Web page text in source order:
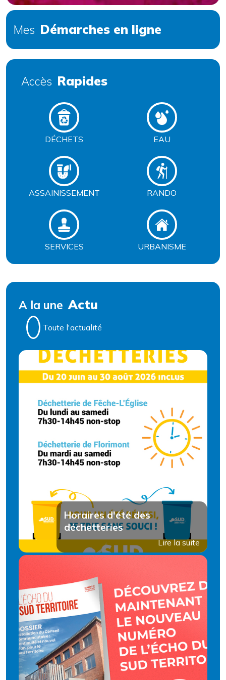
Mes Démarches en ligne
Accès Rapides
DÉCHETS EAU
ASSAINISSEMENT RANDO
SERVICES URBANISME
A la une Actu
Toute l'actualité
Horaires d'été des
déchetteries
Lire la suite